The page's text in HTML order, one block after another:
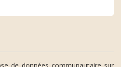
de données communautaire sur